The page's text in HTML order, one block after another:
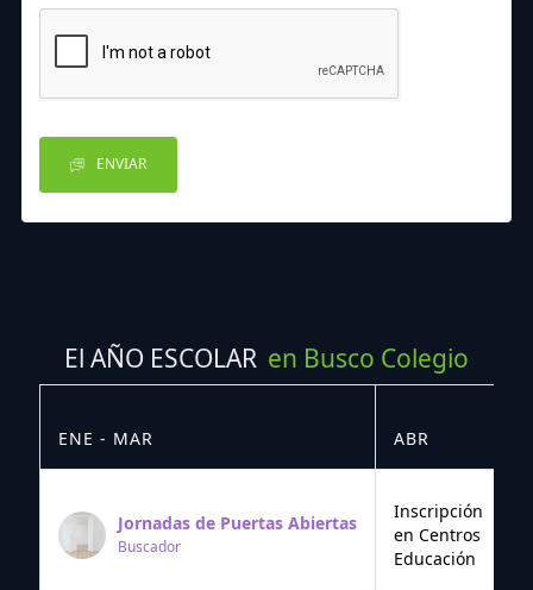
ENVIAR
El AÑO ESCOLAR en Busco Colegio
ENE - MAR ABR
Jornadas de Puertas Abiertas
Buscador
Inscripción
en Centros
Educación